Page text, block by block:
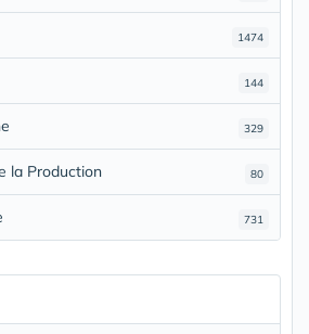
1474
144
329
80
la Production
731